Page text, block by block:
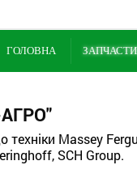
ГОЛОВНА
техніки Massey
SCH Group.